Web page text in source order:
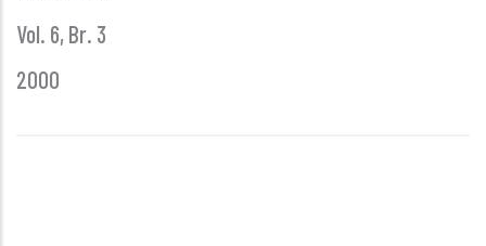
Vol. 6, Br. 3
2000